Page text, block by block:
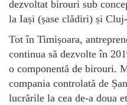
dezvoltat birouri sub
la Iași (șase clădiri) și
Tot în Timișoara,
continua să dezvolte în
o componentă de birouri.
compania controlată de
lucrările la cea de-a doua